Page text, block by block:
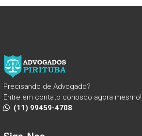
Precisando de Advogado?
Entre em contato conosco agora mesmo!
(11) 99459-4708